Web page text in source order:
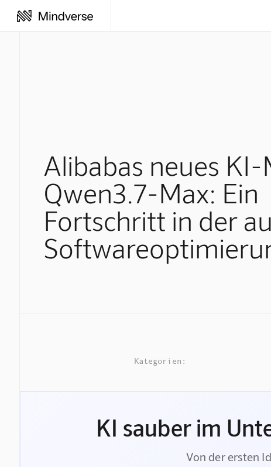
Alibabas neues
Qwen3.7-Max: Ein
Fortschritt in der
Kategorien:
KI sauber im
Von der ersten